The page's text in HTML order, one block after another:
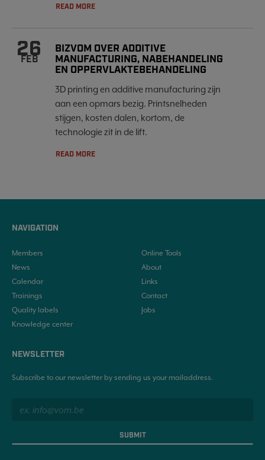
READ MORE
26
FEB
BIZVOM OVER ADDITIVE
MANUFACTURING, NABEHANDELING
EN OPPERVLAKTEBEHANDELING
3D printing en additive manufacturing zijn
aan een opmars bezig. Printsnelheden
stijgen, kosten dalen, kortom, de
technologie zit in de lift.
READ MORE
NAVIGATION
Members
News
Calendar
Trainings
Quality labels
Knowledge center
Online Tools
About
Links
Contact
Jobs
NEWSLETTER
Subscribe to our newsletter by sending us your mailaddress.
SUBMIT